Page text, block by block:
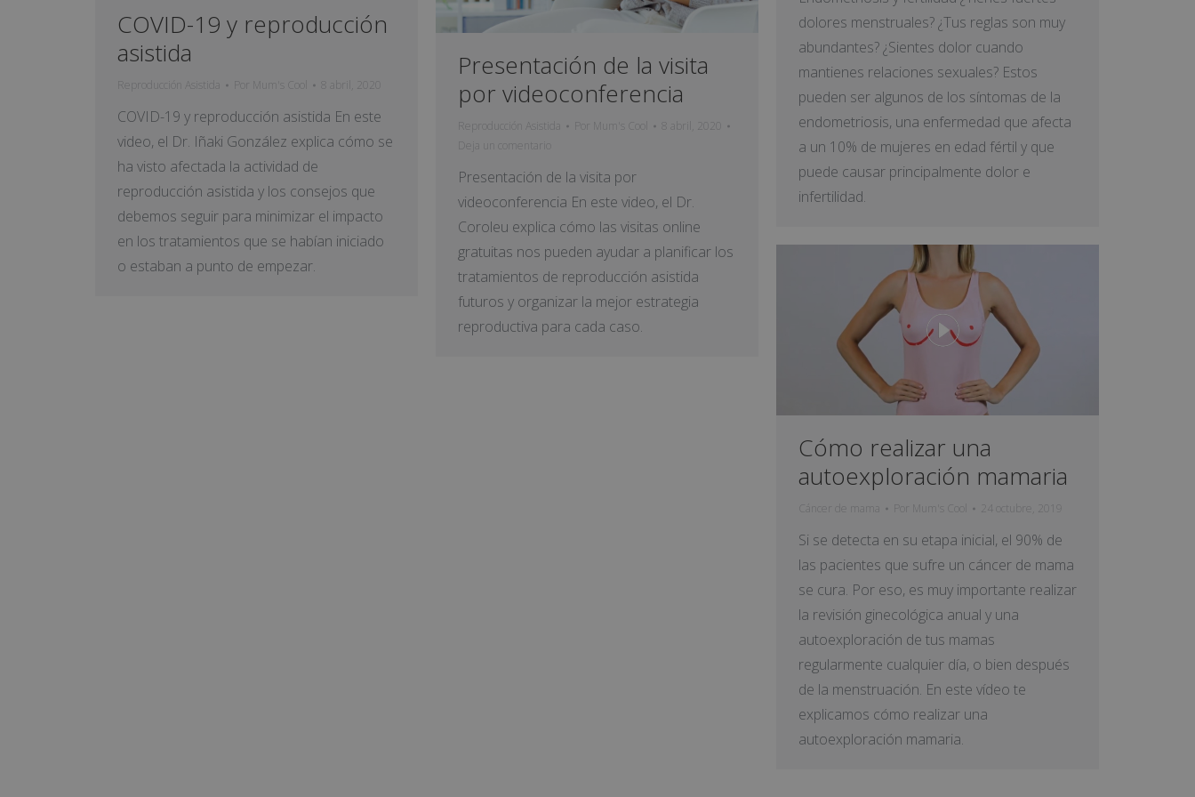
dolores menstruales? ¿Tus reglas son muy
abundantes? ¿Sientes dolor cuando
mantienes relaciones sexuales? Estos
pueden ser algunos de los síntomas de la
endometriosis, una enfermedad que afecta
a un 10% de mujeres en edad fértil y que
puede causar principalmente dolor e
infertilidad.
COVID-19 y reproducción
asistida
Reproducción Asistida Mum's Cool 8 abril, 2020
COVID-19 y reproducción asistida En este
video, el Dr. Iñaki González explica cómo se
ha visto afectada la actividad de
reproducción asistida y los consejos que
debemos seguir para minimizar el impacto
en los tratamientos que se habían iniciado
o estaban a punto de empezar.
Presentación de la visita
por videoconferencia
Reproducción Asistida Mum's Cool
8 abril, 2020
Deja un comentario
Presentación de la visita por
videoconferencia En este video, el Dr.
Coroleu explica cómo las visitas online
gratuitas nos pueden ayudar a planificar los
tratamientos de reproducción asistida
futuros y organizar la mejor estrategia
reproductiva para cada caso.
Cómo realizar una
autoexploración mamaria
Cáncer de mama Mum's Cool 24 octubre, 2019
Si se detecta en su etapa inicial, el 90% de
las pacientes que sufre un cáncer de mama
se cura. Por eso, es muy importante realizar
la revisión ginecológica anual y una
autoexploración de tus mamas
regularmente cualquier día, o bien después
de la menstruación. En este vídeo te
explicamos cómo realizar una
autoexploración mamaria.